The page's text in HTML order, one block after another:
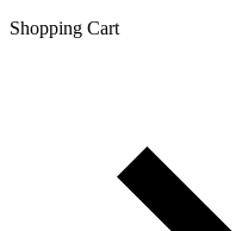
Shopping Сart